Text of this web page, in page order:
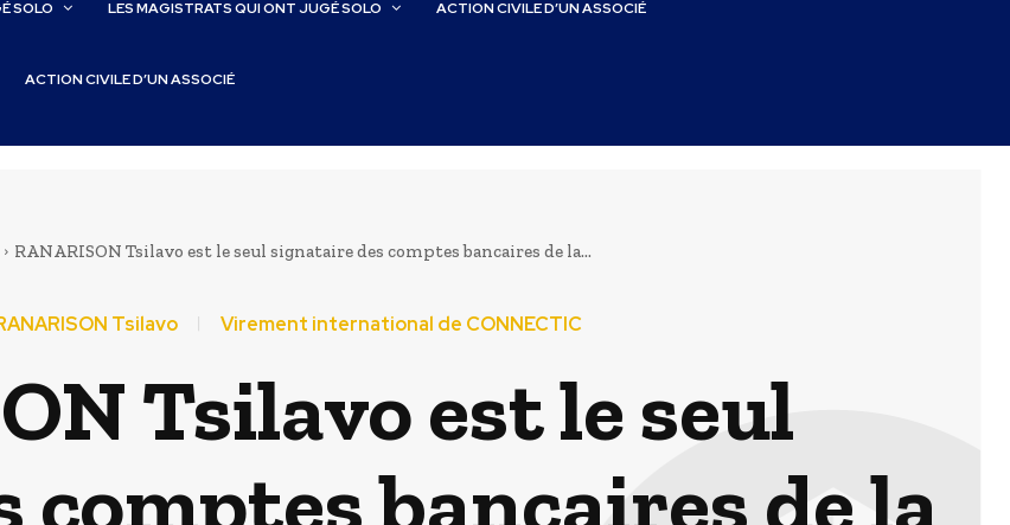
SOLO LES MAGISTRATS QUI ONT JUGÉ SOLO ACTION CIVILE D’UN ASSOCIÉ
ACTION CIVILE D’UN ASSOCIÉ
RANARISON Tsilavo est le seul signataire des comptes bancaires de la...
Tsilavo Virement international de CONNECTIC
Tsilavo est le seul
bancaires de la